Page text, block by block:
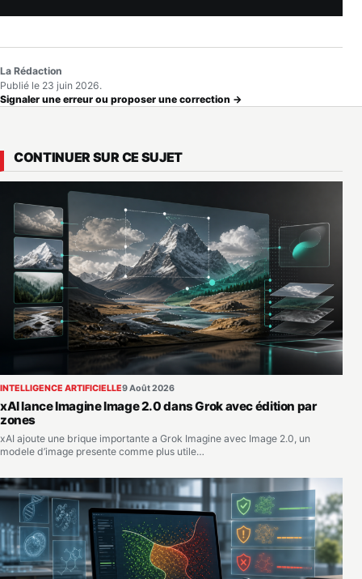
La Rédaction
Publié le 23 juin 2026.
Signaler une erreur ou proposer une correction →
CONTINUER SUR CE SUJET
INTELLIGENCE ARTIFICIELLE9 Août 2026
xAI lance Imagine Image 2.0 dans Grok avec édition par
zones
xAI ajoute une brique importante a Grok Imagine avec Image 2.0, un
modele d’image presente comme plus utile…